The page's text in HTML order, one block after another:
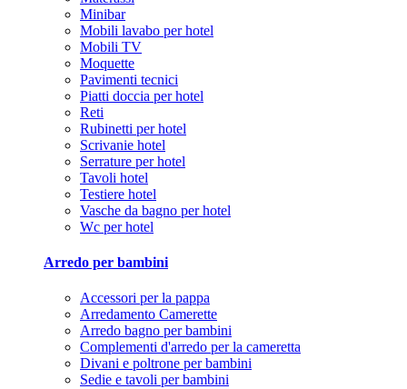
Minibar
Mobili lavabo per hotel
Mobili TV
Moquette
Pavimenti tecnici
Piatti doccia per hotel
Reti
Rubinetti per hotel
Scrivanie hotel
Serrature per hotel
Tavoli hotel
Testiere hotel
Vasche da bagno per hotel
Wc per hotel
Arredo per bambini
Accessori per la pappa
Arredamento Camerette
Arredo bagno per bambini
Complementi d'arredo per la cameretta
Divani e poltrone per bambini
Sedie e tavoli per bambini